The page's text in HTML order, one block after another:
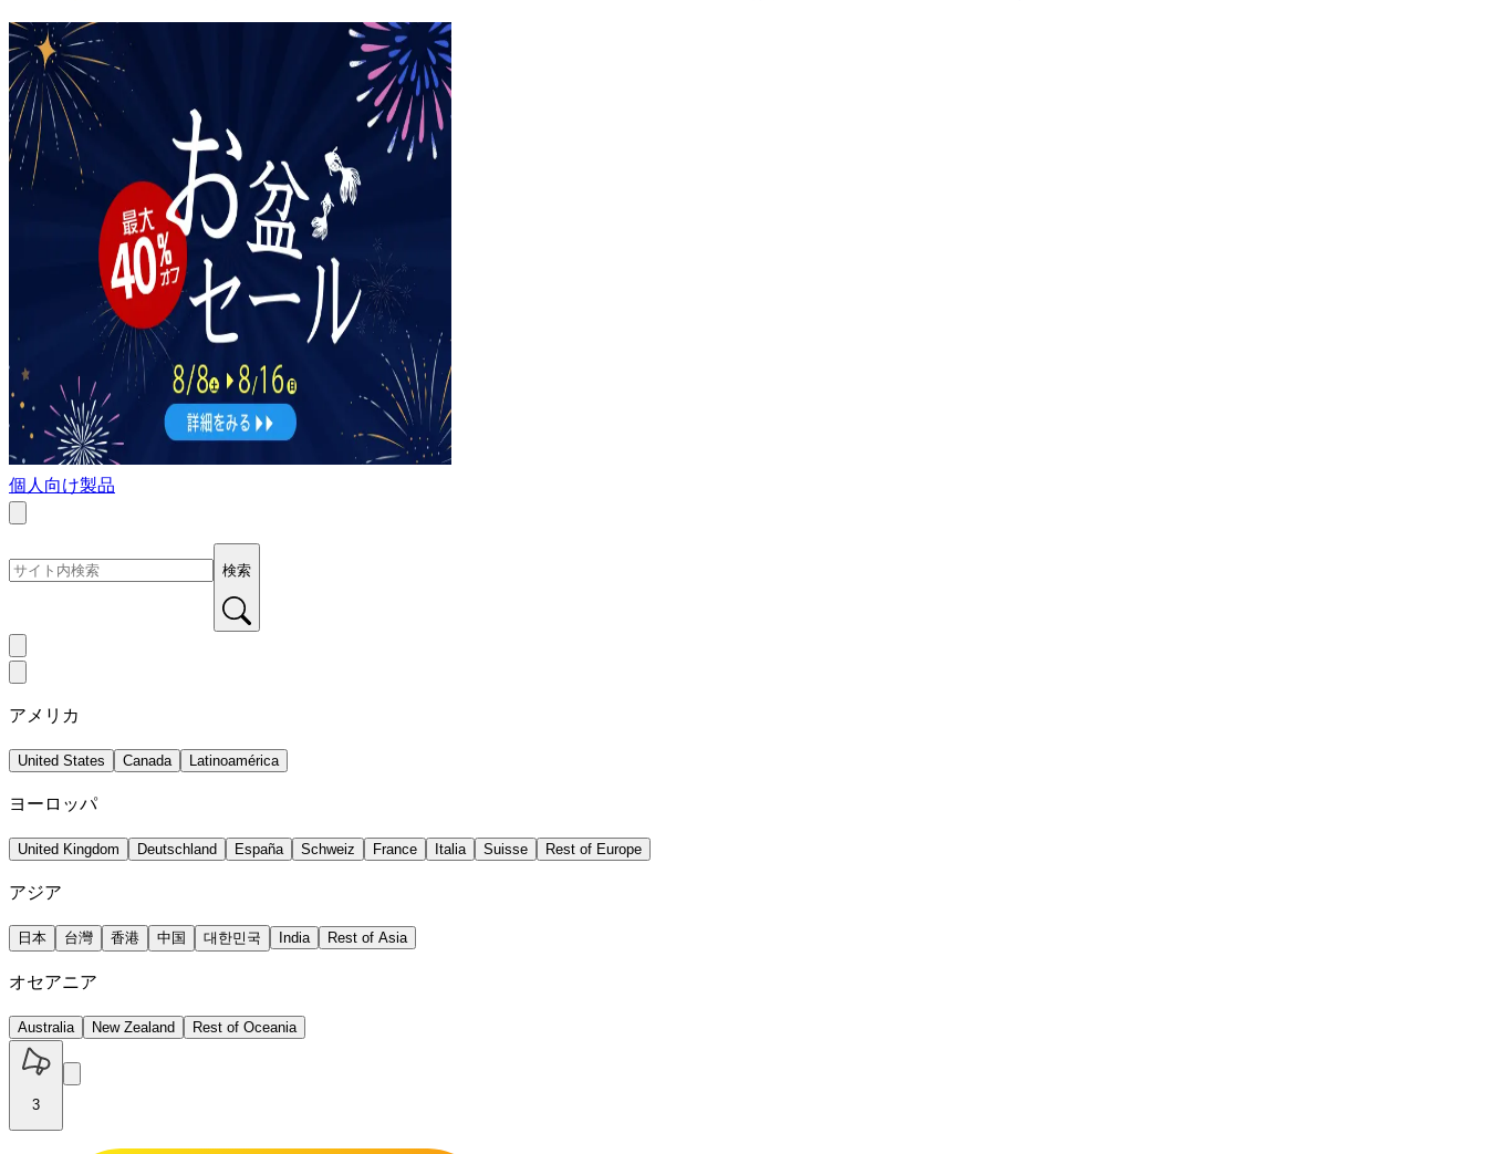
個人向け製品
検索
アメリカ
United States Canada Latinoamérica
ヨーロッパ
United Kingdom Deutschland España Schweiz France Italia Suisse Rest of Europe
アジア
日本 台灣 香港 中国 대한민국 India Rest of Asia
オセアニア
Australia New Zealand Rest of Oceania
3